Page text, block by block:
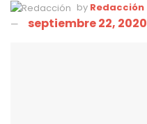
by Redacción
septiembre 22, 2020